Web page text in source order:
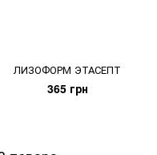
ЛИЗОФОРМ ЭТАСЕПТ
365 грн